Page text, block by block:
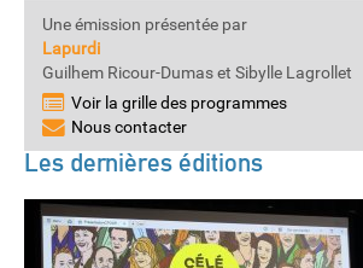
Une émission présentée par
Lapurdi
Guilhem Ricour-Dumas et Sibylle Lagrollet
Voir la grille des programmes
Nous contacter
Les dernières éditions